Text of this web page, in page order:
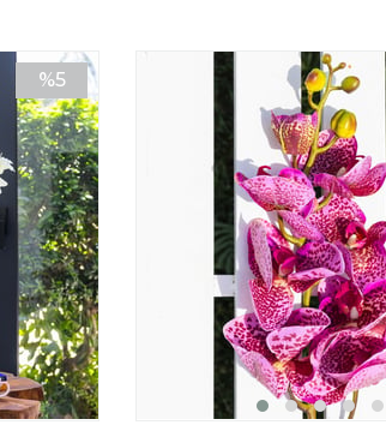
Dört Mevsim Yaz
enerjisini hissetmenizi
Ürün Özellikleri:
Marka:Dekorsende
Renk:Canlı Sarı /
İçerik:1 Demet (7
Materyal:Birinci
Ölçü: 50 cm
%5
İndirim
%5İndirim